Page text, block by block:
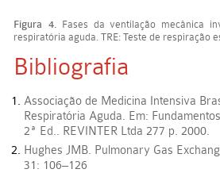
Figura 4.
Fases da ventilação mecânica
respiratória aguda. TRE: Teste de respiração
Bibliografia
Associação de Medicina Intensiva
Respiratória Aguda. Em:
2ª Ed.. REVINTER Ltda 277 p. 2000.
Hughes JMB. Pulmonary Gas
31: 106–126